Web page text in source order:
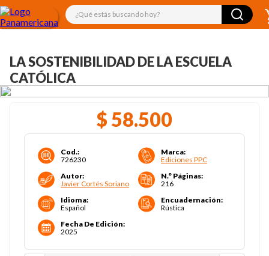
¿Qué estás buscando hoy?
LA SOSTENIBILIDAD DE LA ESCUELA
CATÓLICA
$ 58.500
Cod.:
726230
Marca:
Ediciones PPC
Autor:
Javier Cortés Soriano
N.° Páginas:
216
Idioma:
Español
Encuadernación:
Rústica
Fecha De Edición:
2025